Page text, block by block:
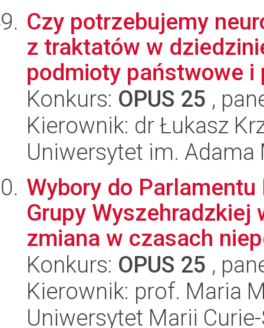
Czy potrzebujemy
z traktatów w
podmioty państwowe i
Konkurs: OPUS 25 ,
Kierownik: dr Łukasz
Uniwersytet im.
Wybory do
Grupy Wyszehradzkiej
zmiana w czasach
Konkurs: OPUS 25 ,
Kierownik: prof. Maria
Uniwersytet Marii